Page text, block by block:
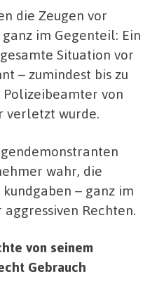
die Zeugen vor
im Gegenteil: Ein
Situation vor
– zumindest bis zu
von
verletzt wurde.
wahr, die
– ganz im
aggressiven Rechten.
von seinem
Gebrauch